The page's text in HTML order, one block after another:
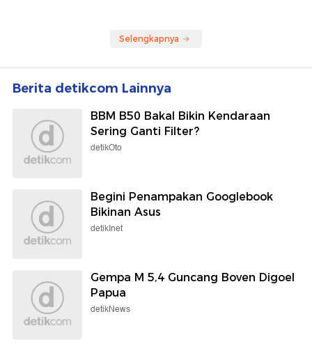
Selengkapnya
Berita detikcom Lainnya
BBM B50 Bakal Bikin Kendaraan
Sering Ganti Filter?
detikOto
Begini Penampakan Googlebook
Bikinan Asus
detikInet
Gempa M 5,4 Guncang Boven Digoel
Papua
detikNews